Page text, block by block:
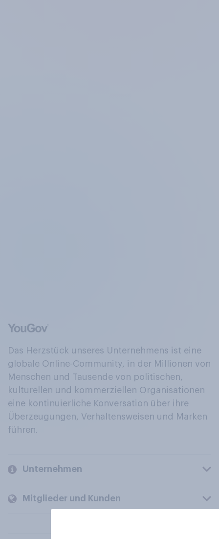
Das Herzstück unseres Unternehmens ist eine
globale Online-Community, in der Millionen von
Menschen und Tausende von politischen,
kulturellen und kommerziellen Organisationen
eine kontinuierliche Konversation über ihre
Überzeugungen, Verhaltensweisen und Marken
führen.
Unternehmen
Mitglieder und Kunden